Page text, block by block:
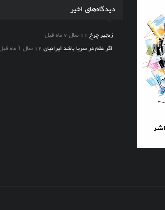
دیدگاه‌های اخیر
زنجیر چرخ 11 سال 7 ماه قبل
اگر علم در سریا باشد ایرانیان 12 سال ۱ ماه قبل